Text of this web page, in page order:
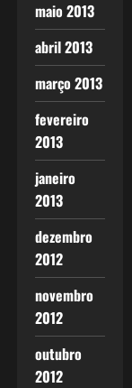
maio 2013
abril 2013
março 2013
fevereiro
2013
janeiro
2013
dezembro
2012
novembro
2012
outubro
2012